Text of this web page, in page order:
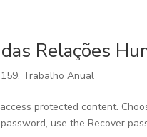
Relações
, Trabalho Anual
protected content.
use the Recover